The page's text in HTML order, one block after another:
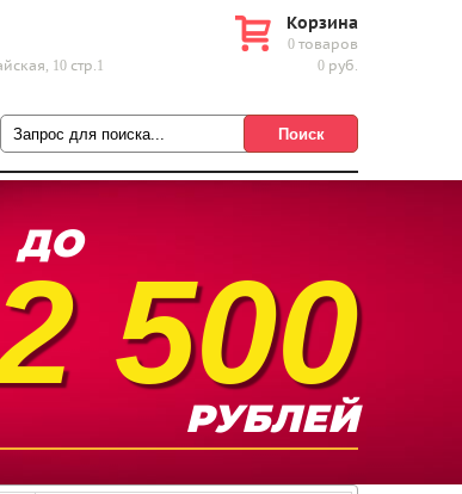
10 стр.1
Корзина
0 товаров
0 руб.
500